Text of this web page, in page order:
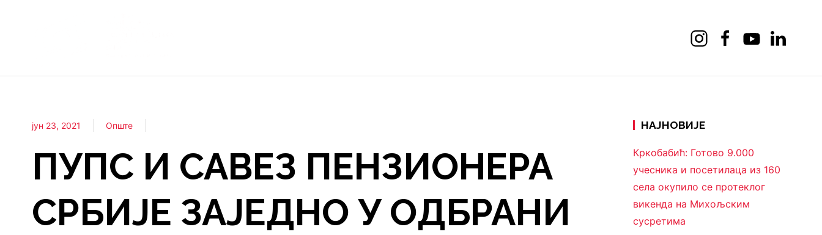
јун 23, 2021 Опште
ПУПС И САВЕЗ ПЕНЗИОНЕРА
СРБИЈЕ ЗАЈЕДНО У ОДБРАНИ
НАЈНОВИЈЕ
Кркобабић: Готово 9.000
учесника и посетилаца из 160
села окупило се протеклог
викенда на Михољским
сусретима